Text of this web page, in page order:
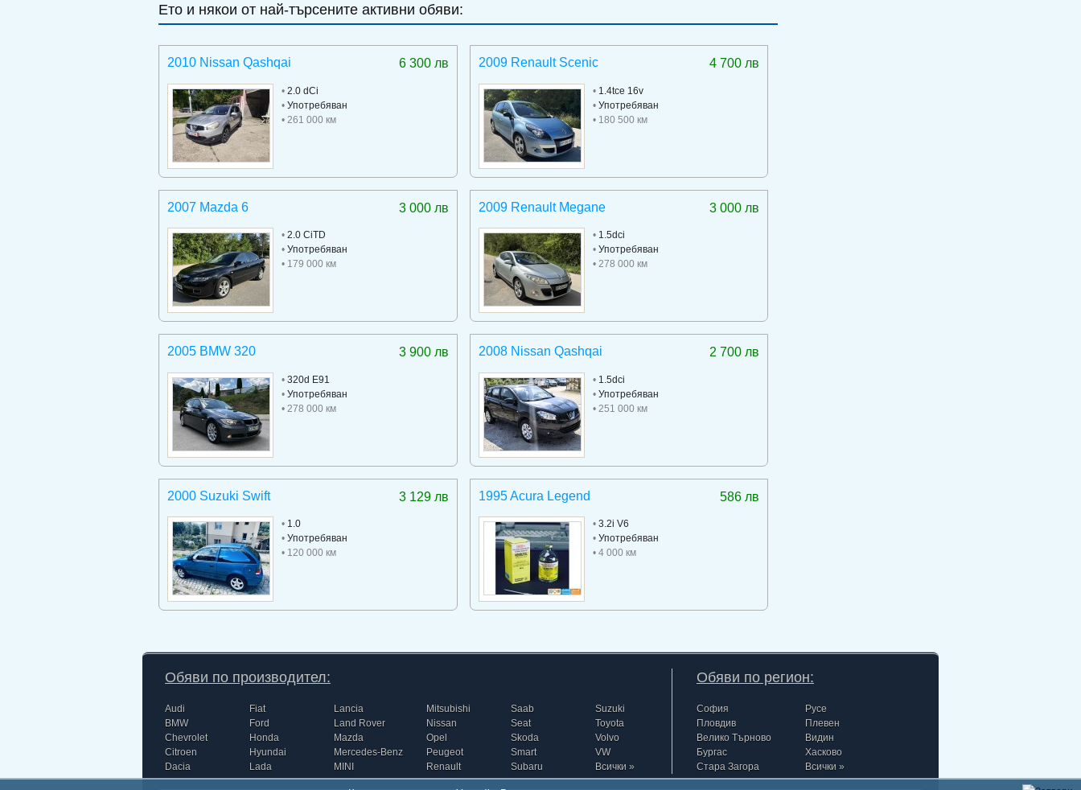
Ето и някои от най-търсените активни обяви:
6 300 лв
2010 Nissan Qashqai
• 2.0 dCi
• Употребяван
• 261 000 км
4 700 лв
2009 Renault Scenic
•1.4tce 16v
•Употребяван
• 180 500 км
3 000 лв
2007 Mazda 6
• 2.0 CiTD
• Употребяван
• 179 000 км
3 000 лв
2009 Renault Megane
•1.5dci
•Употребяван
• 278 000 км
3 900 лв
2005 BMW 320
• 320d E91
• Употребяван
• 278 000 км
2 700 лв
2008 Nissan Qashqai
•1.5dci
•Употребяван
• 251 000 км
3 129 лв
2000 Suzuki Swift
• 1.0
• Употребяван
• 120 000 км
586 лв
1995 Acura Legend
•3.2i V6
•Употребяван
• 4 000 км
Обяви по производител:
Audi
BMW
Chevrolet
Citroen
Dacia
Fiat
Ford
Honda
Hyundai
Lada
Lancia
Land Rover
Mazda
Mercedes-Benz
MINI
Mitsubishi
Nissan
Opel
Peugeot
Renault
Saab
Seat
Skoda
Smart
Subaru
Suzuki
Toyota
Volvo
VW
Всички »
Обяви по регион:
София
Пловдив
Велико Търново
Бургас
Стара Загора
Русе
Плевен
Видин
Хасково
Всички »